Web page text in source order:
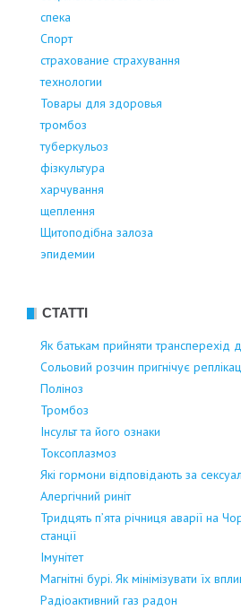
спека
Спорт
страхование страхування
технологии
Товары для здоровья
тромбоз
туберкульоз
фізкультура
харчування
щеплення
Щитоподібна залоза
эпидемии
СТАТТІ
Як батькам прийняти трансперехід
Сольовий розчин пригнічує
Поліноз
Тромбоз
Інсульт та його ознаки
Токсоплазмоз
Які гормони відповідають за
Алергічний риніт
Тридцять п’ята річниця аварії на
станції
Імунітет
Магнітні бурі. Як мінімізувати їх
Радіоактивний газ радон